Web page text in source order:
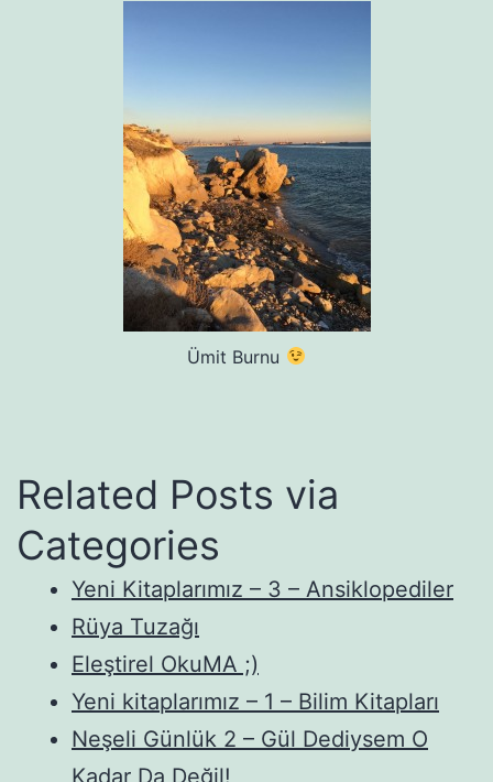
Ümit Burnu
Related Posts via
Categories
Yeni Kitaplarımız – 3 – Ansiklopediler
Rüya Tuzağı
Eleştirel OkuMA ;)
Yeni kitaplarımız – 1 – Bilim Kitapları
Neşeli Günlük 2 – Gül Dediysem O
Kadar Da Değil!